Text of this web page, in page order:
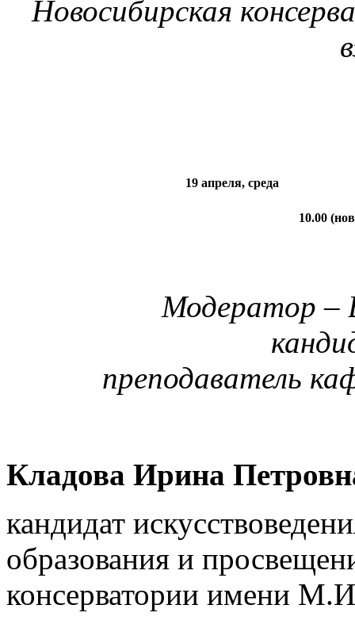
Новосибирская
19 апреля, среда
10.00
Модератор –
преподаватель
Кладова Ирина
кандидат
образования и
консерватории имени